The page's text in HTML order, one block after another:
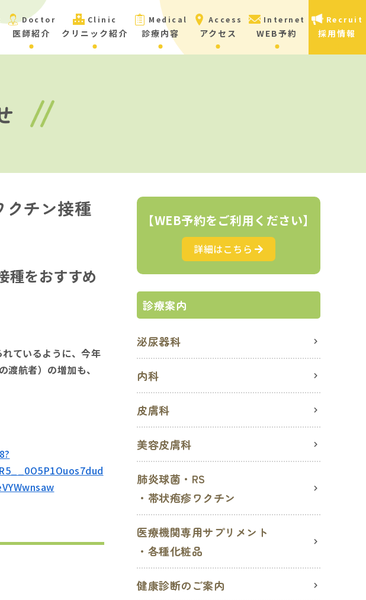
Doctor
医師紹介
Clinic
クリニック紹介
Medical
診療内容
Access
アクセス
Internet
WEB予約
Recruit
採用情報
クチン接種
種をおすすめ
ているように、今年
航者）の増加も、
【WEB予約をご利用ください】
詳細はこちら
診療案内
泌尿器科
内科
皮膚科
美容皮膚科
肺炎球菌・RS
・帯状疱疹ワクチン
医療機関専用サプリメント
・各種化粧品
健康診断のご案内